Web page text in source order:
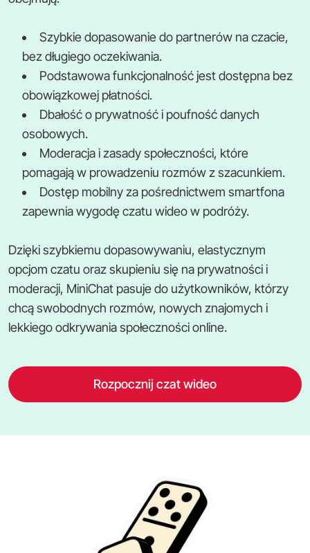
Szybkie dopasowanie do partnerów na czacie,
bez długiego oczekiwania.
Podstawowa funkcjonalność jest dostępna bez
obowiązkowej płatności.
Dbałość o prywatność i poufność danych
osobowych.
Moderacja i zasady społeczności, które
pomagają w prowadzeniu rozmów z szacunkiem.
Dostęp mobilny za pośrednictwem smartfona
zapewnia wygodę czatu wideo w podróży.
Dzięki szybkiemu dopasowywaniu, elastycznym
opcjom czatu oraz skupieniu się na prywatności i
moderacji, MiniChat pasuje do użytkowników, którzy
chcą swobodnych rozmów, nowych znajomych i
lekkiego odkrywania społeczności online.
Rozpocznij czat wideo